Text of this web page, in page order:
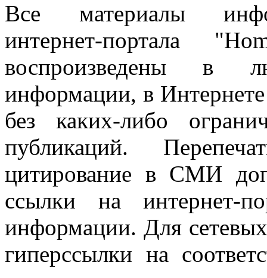
Все материалы
интернет-портала
воспроизведены в
информации, в
без каких-либо
публикаций.
цитирование в СМИ
ссылки на интернет-
информации. Для
гиперссылки на